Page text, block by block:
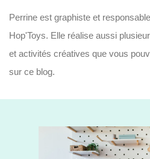
Perrine est graphiste et
Hop'Toys. Elle réalise aussi
et activités créatives que vous
sur ce blog.